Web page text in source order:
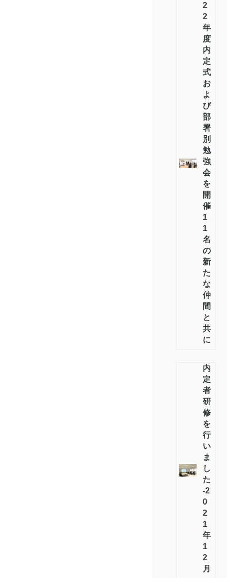
2
2
年
度
内
定
式
お
よ
び
部
署
別
勉
強
会
を
開
催：
1
1
名
の
新
た
な
仲
間
と
共
に
内
定
者
研
修
を
行
い
ま
し
た！
-2
0
2
1
年
1
2
月